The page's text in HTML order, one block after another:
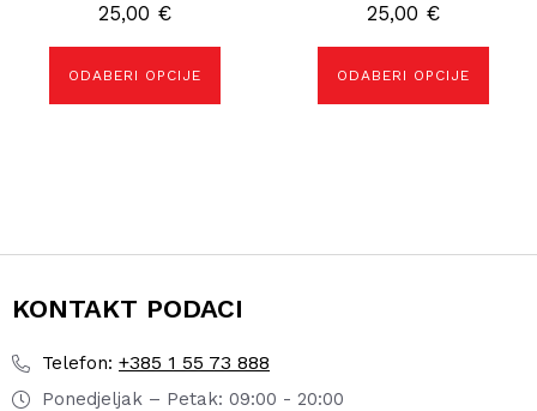
25,00 €
ODABERI OPCIJE
varijanti.
se
odabrati
25,00 €
ODABERI OPCIJE
varijanti.
se
odabrati
KONTAKT PODACI
Telefon: +385 1 55 73 888
Ponedjeljak – Petak: 09:00 - 20:00